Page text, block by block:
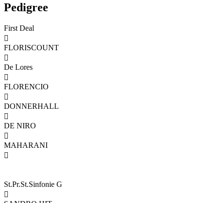
Pedigree
First Deal

FLORISCOUNT

De Lores

FLORENCIO

DONNERHALL

DE NIRO

MAHARANI

St.Pr.St.Sinfonie G
